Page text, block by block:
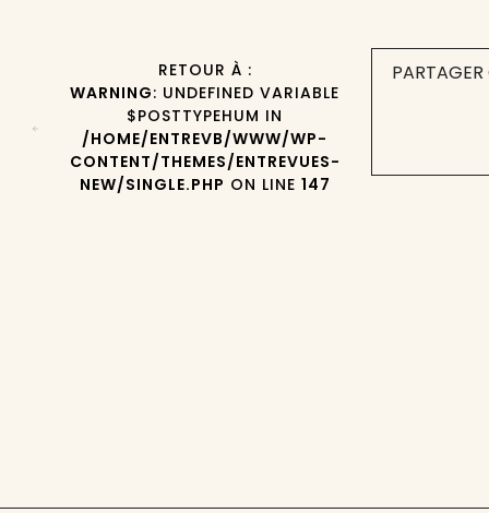
RETOUR À :
WARNING: UNDEFINED VARIABLE
$POSTTYPEHUM IN
/HOME/ENTREVB/WWW/WP-
CONTENT/THEMES/ENTREVUES-
NEW/SINGLE.PHP ON LINE 147